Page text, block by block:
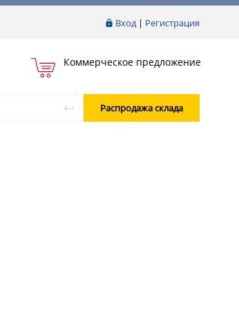
Вход| Регистрация
Коммерческое предложение
Распродажа склада